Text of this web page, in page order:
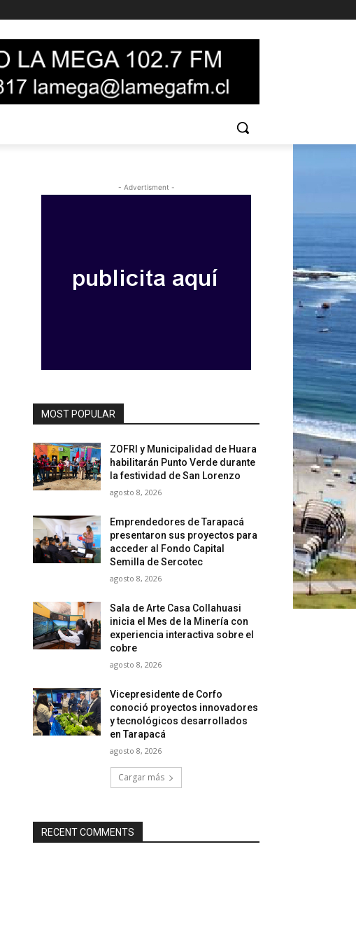
- Advertisment -
MOST POPULAR
ZOFRI y Municipalidad de Huara
habilitarán Punto Verde durante
la festividad de San Lorenzo
agosto 8, 2026
Emprendedores de Tarapacá
presentaron sus proyectos para
acceder al Fondo Capital
Semilla de Sercotec
agosto 8, 2026
Sala de Arte Casa Collahuasi
inicia el Mes de la Minería con
experiencia interactiva sobre el
cobre
agosto 8, 2026
Vicepresidente de Corfo
conoció proyectos innovadores
y tecnológicos desarrollados
en Tarapacá
agosto 8, 2026
Cargar más
RECENT COMMENTS